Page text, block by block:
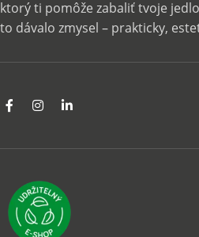
ktorý ti pomôže zabaliť tvoje
to dávalo zmysel – prakticky,